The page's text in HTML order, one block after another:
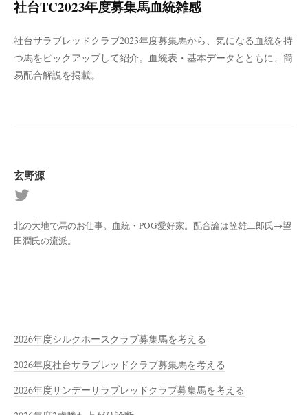
社台TC2023年度募集馬血統雑感
社台サラブレッドクラブ2023年度募集馬から、気になる血統を持
つ馬をピックアップして紹介。血統表・基本データとともに、簡
易配合解説を掲載。
玄野源
北の大地で馬のお仕事。血統・POG愛好家。配合論は笠雄二郎氏→望
田潤氏の流派。
2026年度シルクホースクラブ募集馬を考える
2026年度社台サラブレッドクラブ募集馬を考える
2026年度サンデーサラブレッドクラブ募集馬を考える